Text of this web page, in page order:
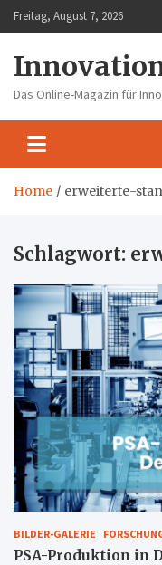
Skip
to
Freitag, August 7, 2026
Das Online-Magazin für
Home erweiterte-
Schlagwort:
BILDER-GALERIE
PSA-Produktion in